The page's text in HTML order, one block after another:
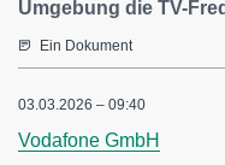
Umgebung die TV-
Ein Dokument
03.03.2026 – 09:40
Vodafone GmbH